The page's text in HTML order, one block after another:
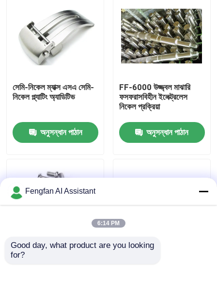
পণ্য
আমাদের সম্পর্কে
কারখানা পরিদর্শন
আমাদের সাথে যোগাযোগ করুন
একটি উদ্ধৃতি অনুরোধ করুন
সেমি-নিকেল ম্যাক্স এসএ সেমি-
নিকেল প্ল্যাটিং অ্যাডিটিভ
অনুসন্ধান পাঠান
FF-6000 উজ্জ্বল মাঝারি
ফসফরাসবিহীন ইলেক্ট্রলেস
নিকেল প্রক্রিয়া
অনুসন্ধান পাঠান
নিকেল Purify P3 অপবিত্রতা
Fengfan AI Assistant
6:14 PM
Good day, what product are you looking
for?